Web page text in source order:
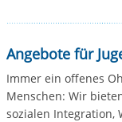
Angebote für
Immer ein offenes
Menschen: Wir
sozialen Integration,